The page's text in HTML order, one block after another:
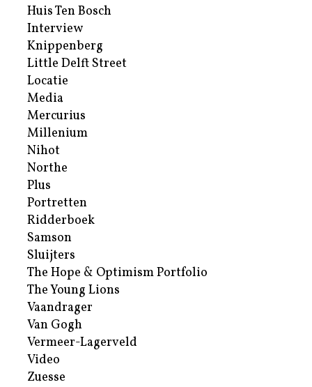
Huis Ten Bosch
Interview
Knippenberg
Little Delft Street
Locatie
Media
Mercurius
Millenium
Nihot
Northe
Plus
Portretten
Ridderboek
Samson
Sluijters
The Hope & Optimism Portfolio
The Young Lions
Vaandrager
Van Gogh
Vermeer-Lagerveld
Video
Zuesse